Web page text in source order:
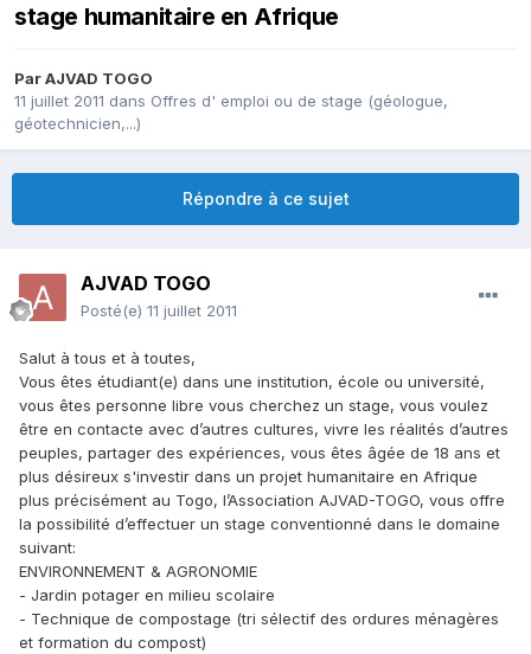
stage humanitaire en Afrique
ParAJVAD TOGO
11 juillet 2011 dans Offres d' emploi ou de stage (géologue,
géotechnicien,...)
Répondre à ce sujet
AJVAD TOGO
Posté(e) 11 juillet 2011
Salut à tous et à toutes,
Vous êtes étudiant(e) dans une institution, école ou université,
vous êtes personne libre vous cherchez un stage, vous voulez
être en contacte avec d’autres cultures, vivre les réalités d’autres
peuples, partager des expériences, vous êtes âgée de 18 ans et
plus désireux s'investir dans un projet humanitaire en Afrique
plus précisément au Togo, l’Association AJVAD-TOGO, vous offre
la possibilité d’effectuer un stage conventionné dans le domaine
suivant:
ENVIRONNEMENT & AGRONOMIE
- Jardin potager en milieu scolaire
- Technique de compostage (tri sélectif des ordures ménagères
et formation du compost)